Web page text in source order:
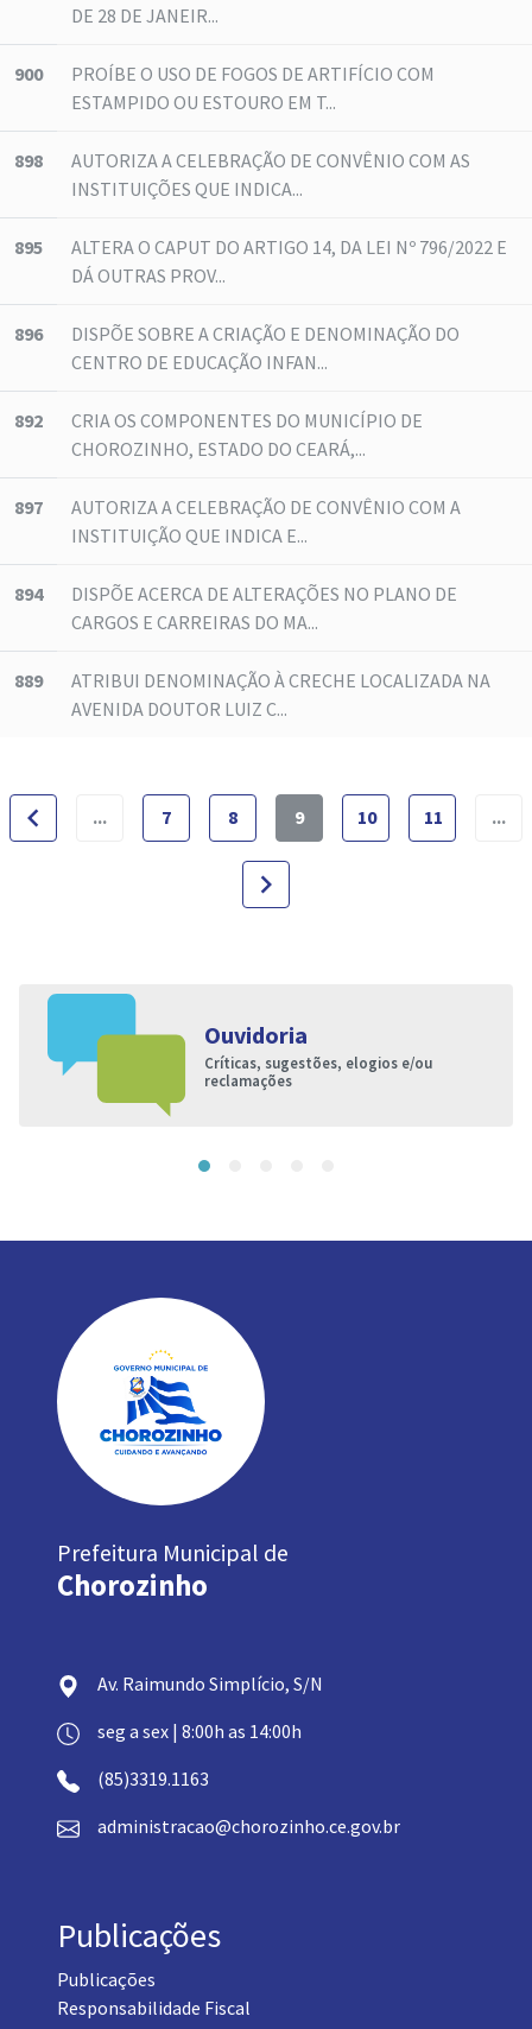
DE 28 DE JANEIR...
900
PROÍBE O USO DE FOGOS DE ARTIFÍCIO COM
ESTAMPIDO OU ESTOURO EM T...
898
AUTORIZA A CELEBRAÇÃO DE CONVÊNIO COM AS
INSTITUIÇÕES QUE INDICA...
895
ALTERA O CAPUT DO ARTIGO 14, DA LEI Nº 796/2022 E
DÁ OUTRAS PROV...
896
DISPÕE SOBRE A CRIAÇÃO E DENOMINAÇÃO DO
CENTRO DE EDUCAÇÃO INFAN...
892
CRIA OS COMPONENTES DO MUNICÍPIO DE
CHOROZINHO, ESTADO DO CEARÁ,...
897
AUTORIZA A CELEBRAÇÃO DE CONVÊNIO COM A
INSTITUIÇÃO QUE INDICA E...
894
DISPÕE ACERCA DE ALTERAÇÕES NO PLANO DE
CARGOS E CARREIRAS DO MA...
889
ATRIBUI DENOMINAÇÃO À CRECHE LOCALIZADA NA
AVENIDA DOUTOR LUIZ C...
navigate_before ... 7 8 9 10 11 ...
navigate_next
Ouvidoria
Críticas, sugestões, elogios e/ou
reclamações
Prefeitura Municipal de
Chorozinho
Av. Raimundo Simplício, S/N
seg a sex | 8:00h as 14:00h
(85)3319.1163
administracao@chorozinho.ce.gov.br
Publicações
Publicações
Responsabilidade Fiscal